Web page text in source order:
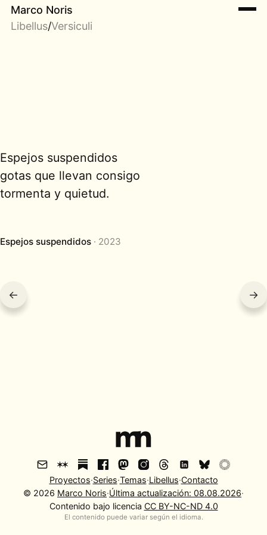
Marco Noris
Libellus/Versiculi
Espejos suspendidos
gotas que llevan consigo
tormenta y quietud.
Espejos suspendidos 2023
← →
Proyectos·Series·Temas·Libellus·Contacto
© 2026 Marco Noris·Última actualización: 08.08.2026·
Contenido bajo licencia CC BY-NC-ND 4.0
El contenido puede variar según el idioma.